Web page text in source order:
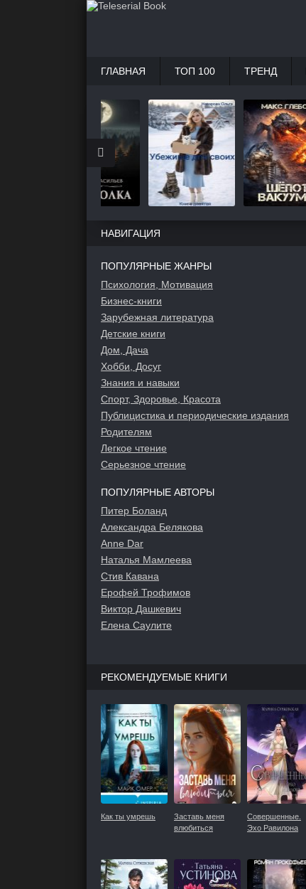
НАВИГАЦИЯ
ПОПУЛЯРНЫЕ ЖАНРЫ
Психология, Мотивация
Бизнес-книги
Зарубежная литература
Детские книги
Дом, Дача
Хобби, Досуг
Знания и навыки
Спорт, Здоровье, Красота
Публицистика и периодические издания
Родителям
Легкое чтение
Серьезное чтение
ПОПУЛЯРНЫЕ АВТОРЫ
Питер Боланд
Александра Белякова
Anne Dar
Наталья Мамлеева
Стив Кавана
Ерофей Трофимов
Виктор Дашкевич
Елена Саулите
РЕКОМЕНДУЕМЫЕ КНИГИ
Как ты умрешь
Заставь меня
влюбиться
Совершенные.
Эхо Равилона
ГЛАВНАЯ ТОП 100 ТРЕНД